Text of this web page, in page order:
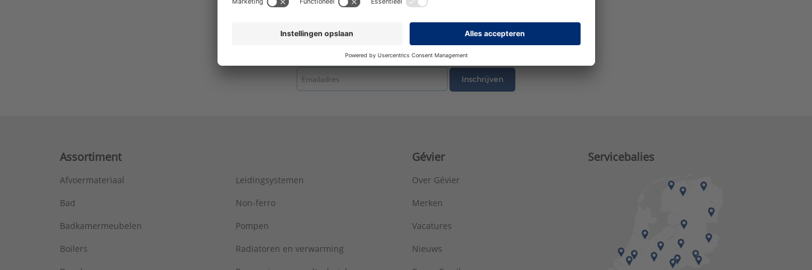
Inschrijven
Assortiment
Afvoermateriaal
Bad
Badkamermeubelen
Boilers
Leidingsystemen
Non-ferro
Pompen
Radiatoren en verwarming
Gévier
Over Gévier
Merken
Vacatures
Nieuws
Servicebalies